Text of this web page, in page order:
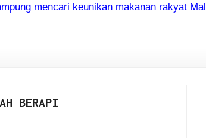
mencari keunikan makanan rakyat
BERAPI